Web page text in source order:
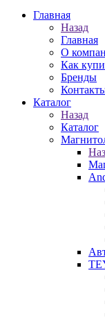
Главная
Назад
Главная
О
Как
Бренды
Каталог
Назад
Каталог